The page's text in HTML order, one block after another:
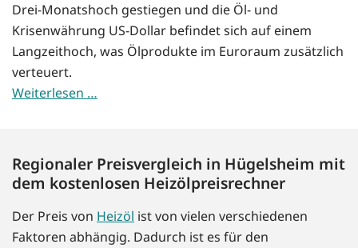
Drei-Monatshoch gestiegen und die Öl- und
Krisenwährung US-Dollar befindet sich auf einem
Langzeithoch, was Ölprodukte im Euroraum zusätzlich
verteuert.
Weiterlesen …
Regionaler Preisvergleich in Hügelsheim mit
dem kostenlosen Heizölpreisrechner
Der Preis von Heizöl ist von vielen verschiedenen
Faktoren abhängig. Dadurch ist es für den